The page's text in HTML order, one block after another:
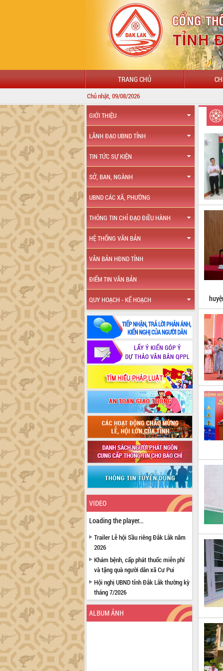
TRANG CHỦ
Chủ nhật, 09/08/2026
GIỚI THIỆU
LÃNH ĐẠO UBND TỈNH
TIN TỨC SỰ KIỆN
SỞ, BAN, NGÀNH
UBND CÁC XÃ, PHƯỜNG
THÔNG TIN CHỈ ĐẠO ĐIỀU HÀNH
HỆ THỐNG VĂN BẢN
VĂN BẢN HĐND TỈNH
ĐIỂM TIN VĂN BẢN
QUY HOẠCH - KẾ HOẠCH
VIDEO
Loading the player...
Trailer Lễ hội Sầu riêng Đắk Lắk năm
2026
Khám bệnh, cấp phát thuốc miễn phí
và tặng quà người dân xã Cư Pui
Hội nghị UBND tỉnh Đắk Lắk thường kỳ
tháng 7/2026
Lễ truy tặng danh hiệu “Bà Mẹ Việt
Nam Anh hùng” và trao Huân chương
Lao động
ALBUM ẢNH